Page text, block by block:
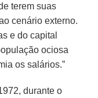
terem suas
cenário externo.
e do capital
ociosa
os salários.”
durante o